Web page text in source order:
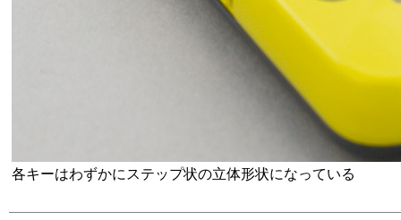
各キーはわずかにステップ状の立体形状になっている